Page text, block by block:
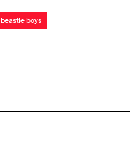
beastie boys